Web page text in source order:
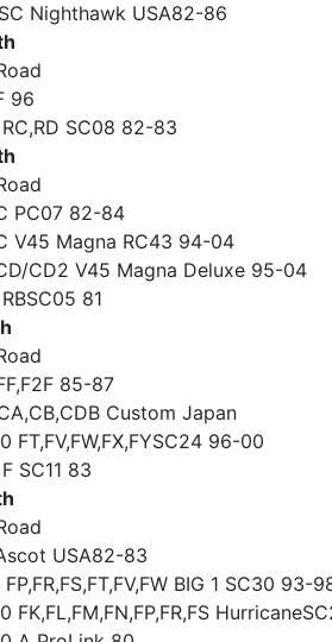
Nighthawk USA82-86
96
RC,RD SC08 82-83
PC07 82-84
V45 Magna RC43 94-04
CD2 V45 Magna Deluxe 95-04
81
85-87
Custom Japan
FT,FV,FW,FX,FYSC24 96-00
SC11 83
USA82-83
BIG 1 SC30 93-
FK,FL,FM,FN,FP,FR,FS